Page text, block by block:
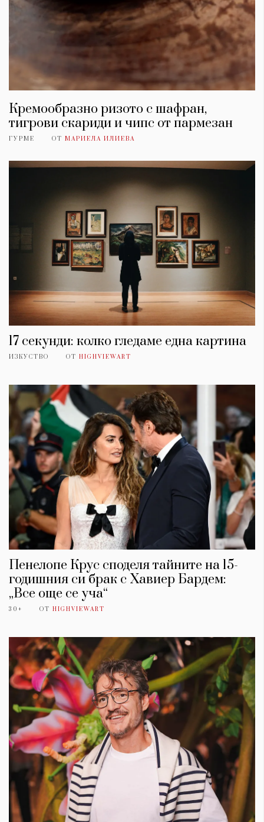
Кремообразно ризото с шафран,
тигрови скариди и чипс от пармезан
ГУРМЕ ОТ МАРИЕЛА ИЛИЕВА
17 секунди: колко гледаме една картина
ИЗКУСТВО ОТ HIGHVIEWART
Пенелопе Крус споделя тайните на 15-
годишния си брак с Хавиер Бардем:
„Все още се уча“
30+ ОТ HIGHVIEWART